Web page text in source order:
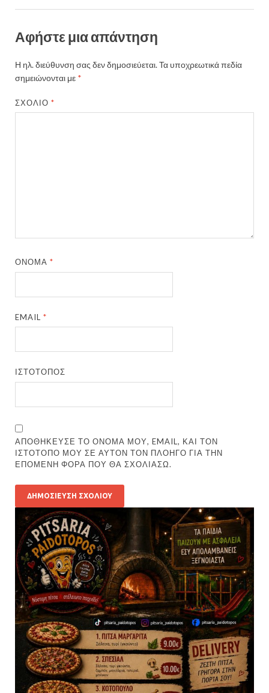
Αφήστε μια απάντηση
Η ηλ. διεύθυνση σας δεν δημοσιεύεται.Τα υποχρεωτικά πεδία
σημειώνονται με *
ΣΧΌΛΙΟ*
ΌΝΟΜΑ*
EMAIL*
ΙΣΤΌΤΟΠΟΣ
ΑΠΟΘΉΚΕΥΣΕ ΤΟ ΌΝΟΜΆ ΜΟΥ, EMAIL, ΚΑΙ ΤΟΝ
ΙΣΤΌΤΟΠΟ ΜΟΥ ΣΕ ΑΥΤΌΝ ΤΟΝ ΠΛΟΗΓΌ ΓΙΑ ΤΗΝ
ΕΠΌΜΕΝΗ ΦΟΡΆ ΠΟΥ ΘΑ ΣΧΟΛΙΆΣΩ.